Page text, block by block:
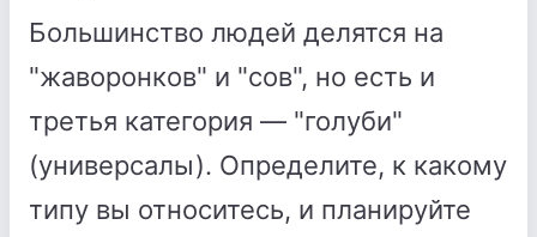
Большинство людей делятся на
"жаворонков" и "сов", но есть и
третья категория — "голуби"
(универсалы). Определите, к какому
типу вы относитесь, и планируйте